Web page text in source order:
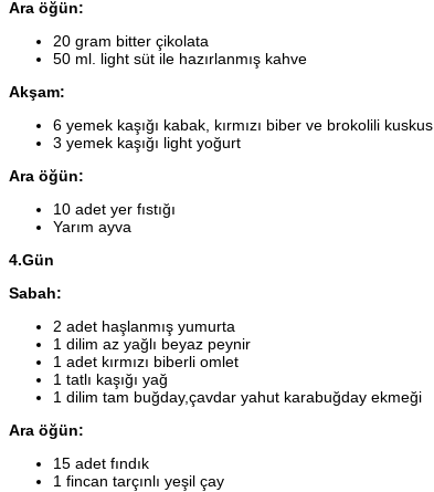
Ara öğün:
20 gram bitter çikolata
50 ml. light süt ile hazırlanmış kahve
Akşam:
6 yemek kaşığı kabak, kırmızı biber ve brokolili kuskus
3 yemek kaşığı light yoğurt
Ara öğün:
10 adet yer fıstığı
Yarım ayva
4.Gün
Sabah:
2 adet haşlanmış yumurta
1 dilim az yağlı beyaz peynir
1 adet kırmızı biberli omlet
1 tatlı kaşığı yağ
1 dilim tam buğday,çavdar yahut karabuğday ekmeği
Ara öğün:
15 adet fındık
1 fincan tarçınlı yeşil çay